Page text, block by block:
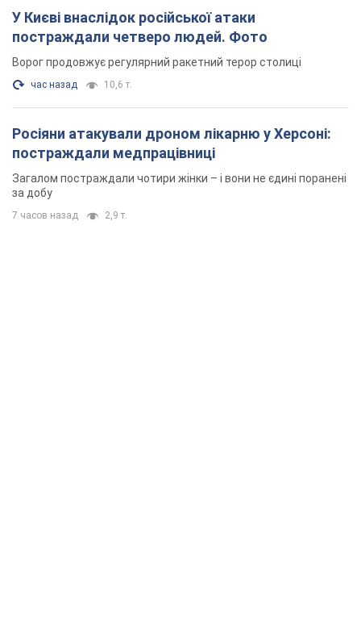
У Києві внаслідок російської атаки
постраждали четверо людей. Фото
Ворог продовжує регулярний ракетний терор столиці
час назад 10,6 т.
Росіяни атакували дроном лікарню у Херсоні:
постраждали медпрацівниці
Загалом постраждали чотири жінки – і вони не єдині поранені
за добу
7 часов назад 2,9 т.